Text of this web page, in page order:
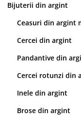
Bijuterii din argint
Ceasuri din argint
Cercei din argint
Pandantive din
Cercei rotunzi din
Inele din argint
Brose din argint